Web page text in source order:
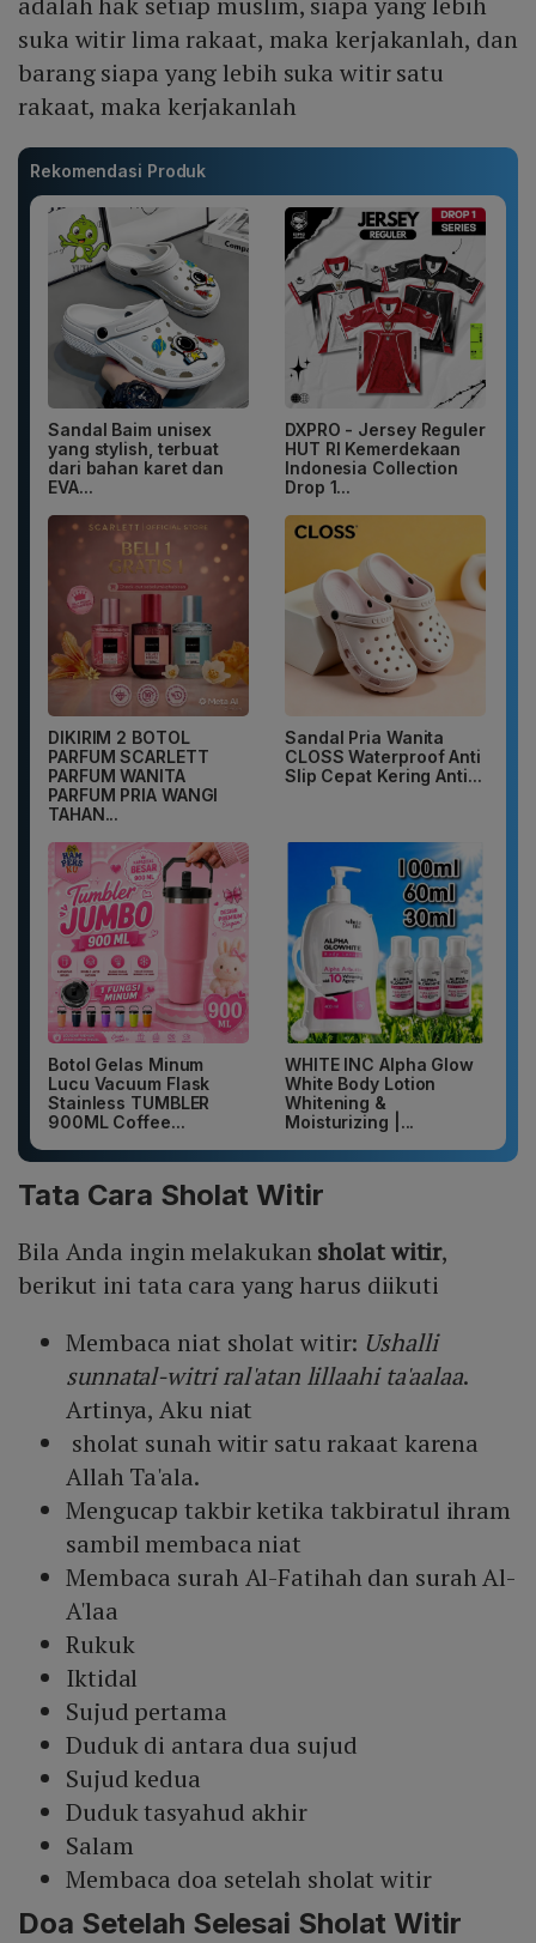
suka witir lima rakaat, maka kerjakanlah, dan
barang siapa yang lebih suka witir satu
rakaat, maka kerjakanlah
Rekomendasi Produk
Sandal Baim unisex
yang stylish, terbuat
dari bahan karet dan
EVA...
DXPRO - Jersey Reguler
HUT RI Kemerdekaan
Indonesia Collection
Drop 1...
DIKIRIM 2 BOTOL
PARFUM SCARLETT
PARFUM WANITA
PARFUM PRIA WANGI
TAHAN...
Sandal Pria Wanita
CLOSS Waterproof Anti
Slip Cepat Kering Anti...
Botol Gelas Minum
Lucu Vacuum Flask
Stainless TUMBLER
900ML Coffee...
WHITE INC Alpha Glow
White Body Lotion
Whitening &
Moisturizing |...
Tata Cara Sholat Witir
Bila Anda ingin melakukan sholat witir,
berikut ini tata cara yang harus diikuti
Membaca niat sholat witir: Ushalli
sunnatal-witri ral'atan lillaahi ta'aalaa.
Artinya, Aku niat
sholat sunah witir satu rakaat karena
Allah Ta'ala.
Mengucap takbir ketika takbiratul ihram
sambil membaca niat
Membaca surah Al-Fatihah dan surah Al-
A'laa
Rukuk
Iktidal
Sujud pertama
Duduk di antara dua sujud
Sujud kedua
Duduk tasyahud akhir
Salam
Membaca doa setelah sholat witir
Doa Setelah Selesai Sholat Witir